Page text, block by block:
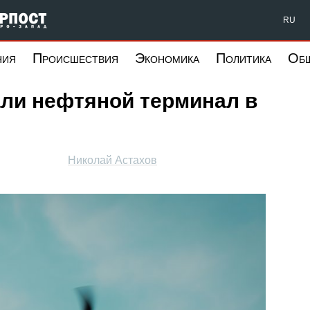
Форпост Северо-Запад RU
Происшествия Экономика Политика
нефтяной терминал в
Николай Астахов